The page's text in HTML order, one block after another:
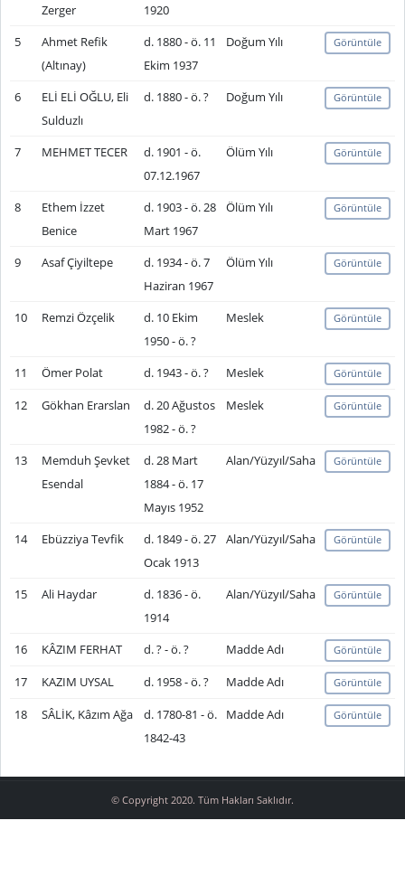
Zerger
1920
5
Ahmet Refik
(Altınay)
d. 1880 - ö. 11
Ekim 1937
Doğum Yılı Görüntüle
6
ELİ ELİ OĞLU, Eli
Sulduzlı
d. 1880 - ö. ? Doğum Yılı Görüntüle
7 MEHMET TECER
d. 1901 - ö.
07.12.1967
Ölüm Yılı Görüntüle
8
Ethem İzzet
Benice
d. 1903 - ö. 28
Mart 1967
Ölüm Yılı Görüntüle
9 Asaf Çiyiltepe
d. 1934 - ö. 7
Haziran 1967
Ölüm Yılı Görüntüle
10 Remzi Özçelik
d. 10 Ekim
1950 - ö. ?
Meslek Görüntüle
11 Ömer Polat d. 1943 - ö. ? Meslek Görüntüle
12 Gökhan Erarslan
d. 20 Ağustos
1982 - ö. ?
Meslek Görüntüle
13
Memduh Şevket
Esendal
d. 28 Mart
1884 - ö. 17
Mayıs 1952
Alan/Yüzyıl/Saha Görüntüle
14 Ebüzziya Tevfik
d. 1849 - ö. 27
Ocak 1913
Alan/Yüzyıl/Saha Görüntüle
15 Ali Haydar
d. 1836 - ö.
1914
Alan/Yüzyıl/Saha Görüntüle
16 KÂZIM FERHAT d. ? - ö. ? Madde Adı Görüntüle
17 KAZIM UYSAL d. 1958 - ö. ? Madde Adı Görüntüle
18 SÂLİK, Kâzım Ağa
d. 1780-81 - ö.
1842-43
Madde Adı Görüntüle
© Copyright 2020. Tüm Hakları Saklıdır.